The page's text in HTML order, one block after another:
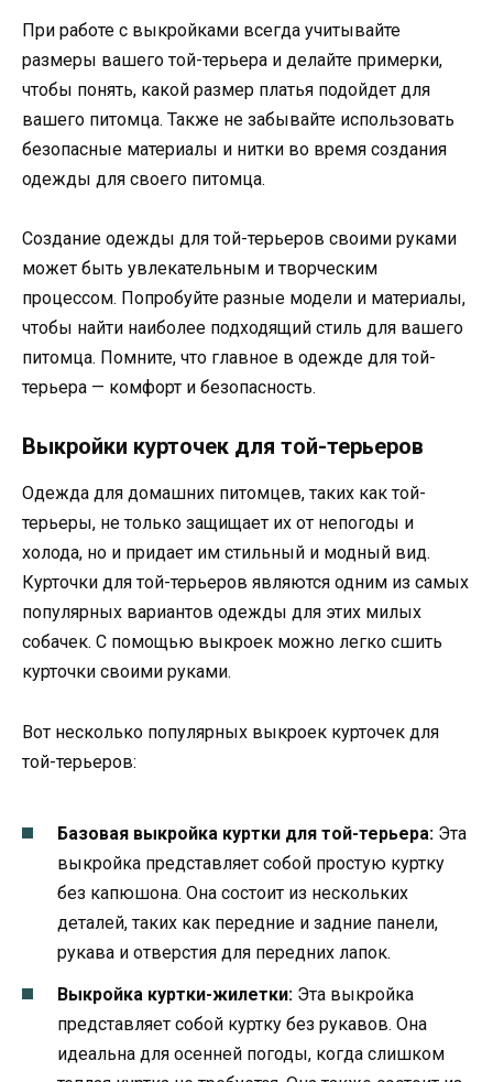
При работе с выкройками всегда учитывайте
размеры вашего той-терьера и делайте примерки,
чтобы понять, какой размер платья подойдет для
вашего питомца. Также не забывайте использовать
безопасные материалы и нитки во время создания
одежды для своего питомца.
Создание одежды для той-терьеров своими руками
может быть увлекательным и творческим
процессом. Попробуйте разные модели и материалы,
чтобы найти наиболее подходящий стиль для вашего
питомца. Помните, что главное в одежде для той-
терьера — комфорт и безопасность.
Выкройки курточек для той-терьеров
Одежда для домашних питомцев, таких как той-
терьеры, не только защищает их от непогоды и
холода, но и придает им стильный и модный вид.
Курточки для той-терьеров являются одним из самых
популярных вариантов одежды для этих милых
собачек. С помощью выкроек можно легко сшить
курточки своими руками.
Вот несколько популярных выкроек курточек для
той-терьеров:
Базовая выкройка куртки для той-терьера: Эта
выкройка представляет собой простую куртку
без капюшона. Она состоит из нескольких
деталей, таких как передние и задние панели,
рукава и отверстия для передних лапок.
Выкройка куртки-жилетки: Эта выкройка
представляет собой куртку без рукавов. Она
идеальна для осенней погоды, когда слишком